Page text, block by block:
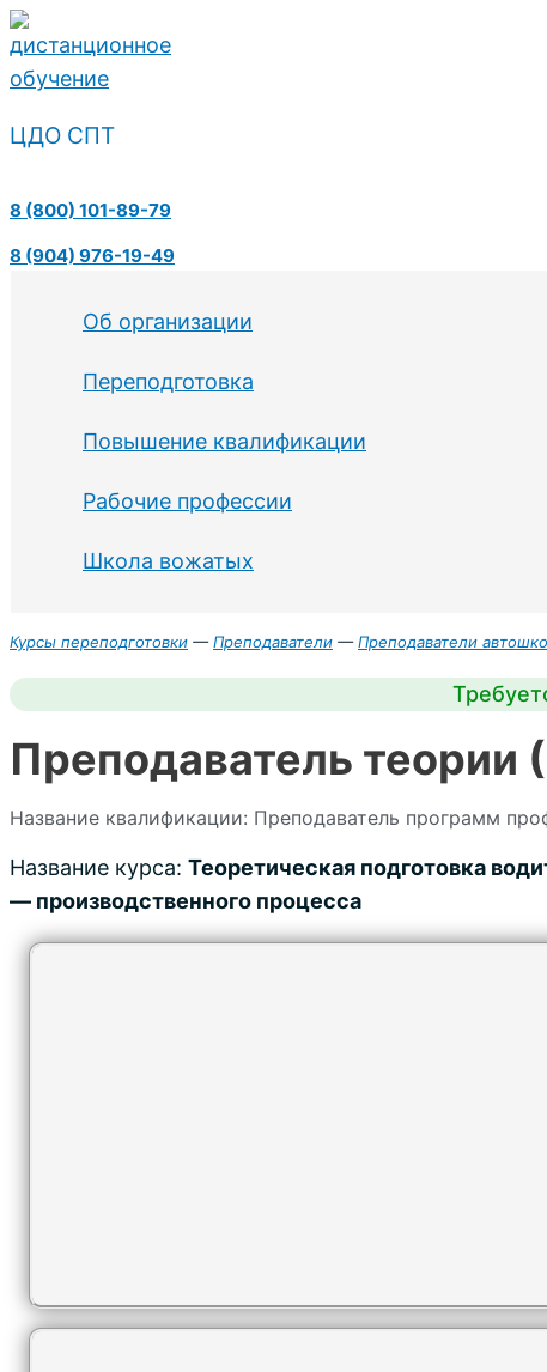
Перейти
к
содержимому
ЦДО СПТ
8 (800) 101-89-79
8 (904) 976-19-49
Об организации
Переподготовка
Повышение квалификации
Рабочие профессии
Школа вожатых
Курсы переподготовки —Преподаватели —Преподаватели
Преподаватель
Название квалификации: Преподаватель программ
Название курса: Теоретическая подготовка
— производственного процесса